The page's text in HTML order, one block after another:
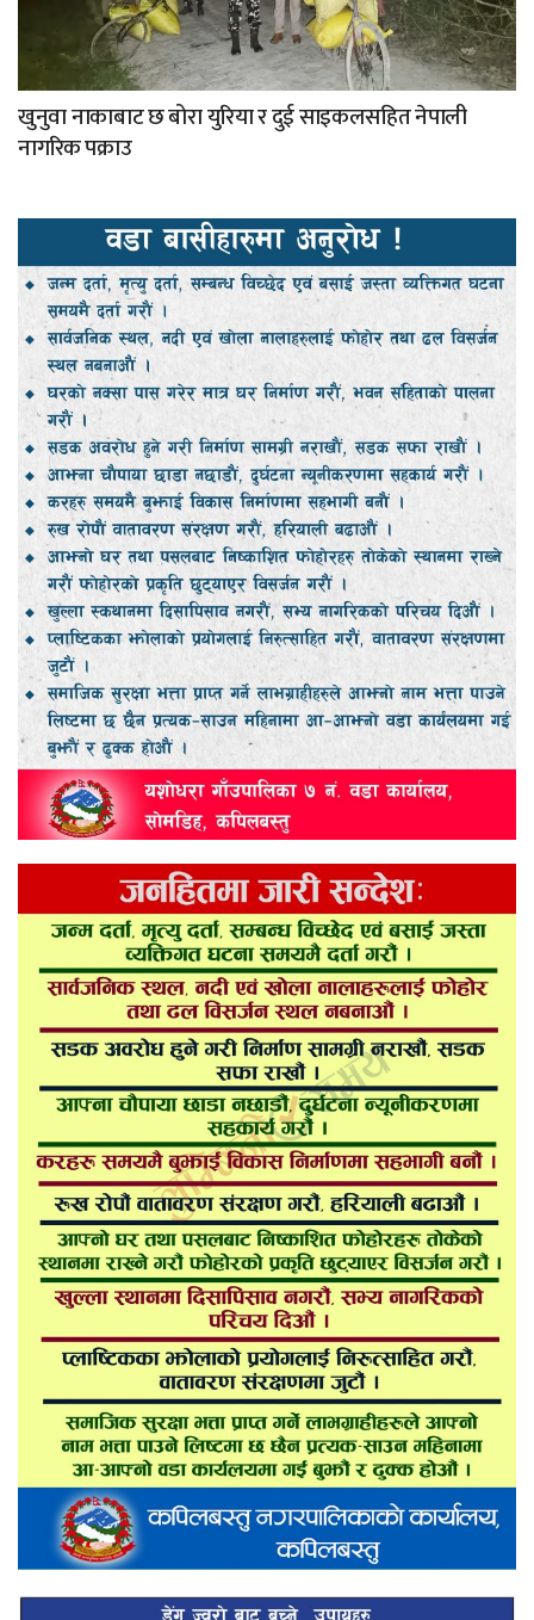
खुनुवा नाकाबाट छ बोरा युरिया र दुई साइकलसहित नेपाली
नागरिक पक्राउ